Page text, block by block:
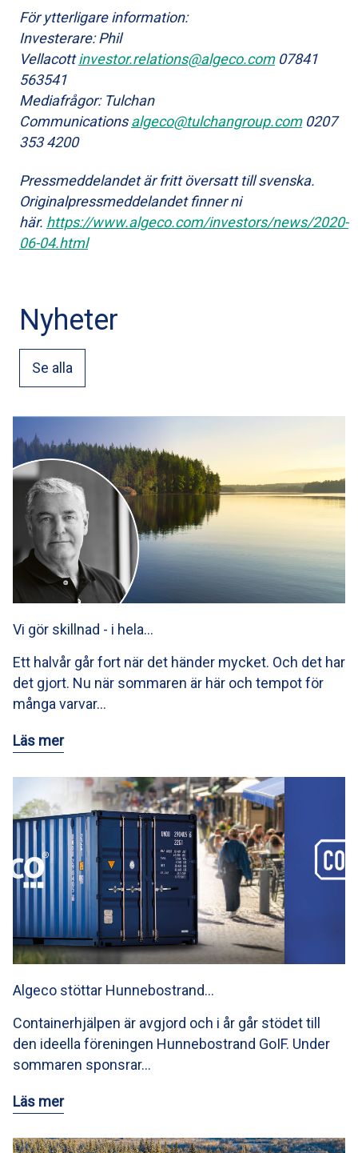
För ytterligare information:
Investerare: Phil
Vellacottinvestor.relations@algeco.com07841
563541
Mediafrågor: Tulchan
Communicationsalgeco@tulchangroup.com0207
353 4200
Pressmeddelandet är fritt översatt till svenska.
Originalpressmeddelandet finner ni
här. https://www.algeco.com/investors/news/2020-
06-04.html
Nyheter
Se alla
Vi gör skillnad - i hela…
Ett halvår går fort när det händer mycket. Och det har
det gjort. Nu när sommaren är här och tempot för
många varvar…
Läs mer
Algeco stöttar Hunnebostrand…
Containerhjälpen är avgjord och i år går stödet till
den ideella föreningen Hunnebostrand GoIF. Under
sommaren sponsrar…
Läs mer